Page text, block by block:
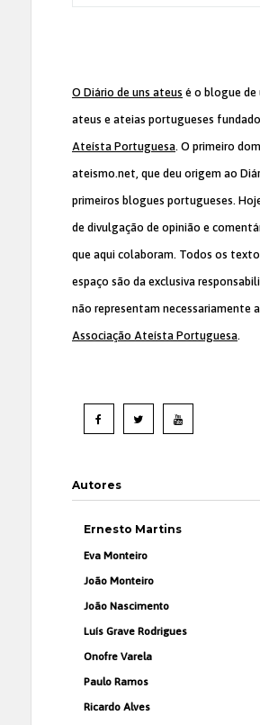
O Diário de uns ateus é o blogue de
ateus e ateias portugueses
Ateísta Portuguesa. O primeiro
ateismo.net, que deu origem ao
primeiros blogues portugueses.
de divulgação de opinião e
que aqui colaboram. Todos os
espaço são da exclusiva
não representam necessariamente
Associação Ateísta Portuguesa.
Autores
Ernesto Martins
Eva Monteiro
João Monteiro
João Nascimento
Luís Grave Rodrigues
Onofre Varela
Paulo Ramos
Ricardo Alves